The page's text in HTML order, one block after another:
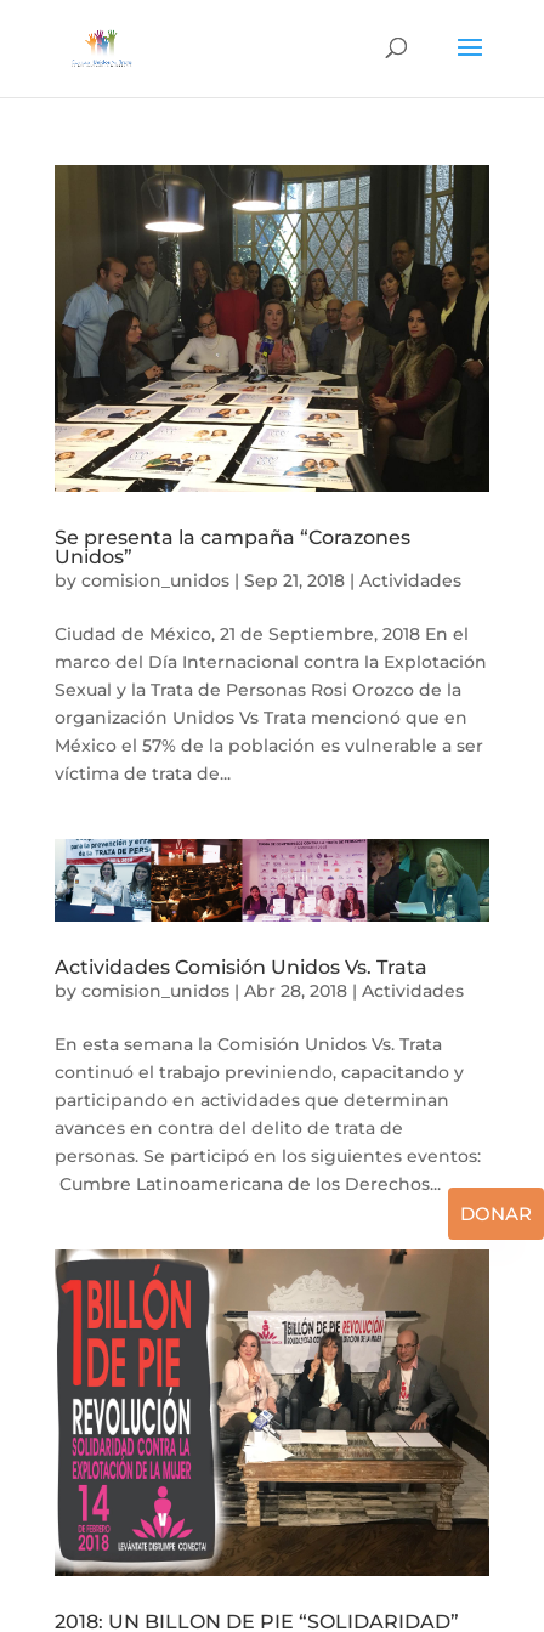
Se presenta la campaña “Corazones
Unidos”
by comision_unidos| Sep 21, 2018| Actividades
Ciudad de México, 21 de Septiembre, 2018 En el
marco del Día Internacional contra la Explotación
Sexual y la Trata de Personas Rosi Orozco de la
organización Unidos Vs Trata mencionó que en
México el 57% de la población es vulnerable a ser
víctima de trata de...
Actividades Comisión Unidos Vs. Trata
by comision_unidos| Abr 28, 2018| Actividades
En esta semana la Comisión Unidos Vs. Trata
continuó el trabajo previniendo, capacitando y
participando en actividades que determinan
avances en contra del delito de trata de
personas. Se participó en los siguientes eventos:
Cumbre Latinoamericana de los Derechos...
2018: UN BILLON DE PIE “SOLIDARIDAD”
DONAR